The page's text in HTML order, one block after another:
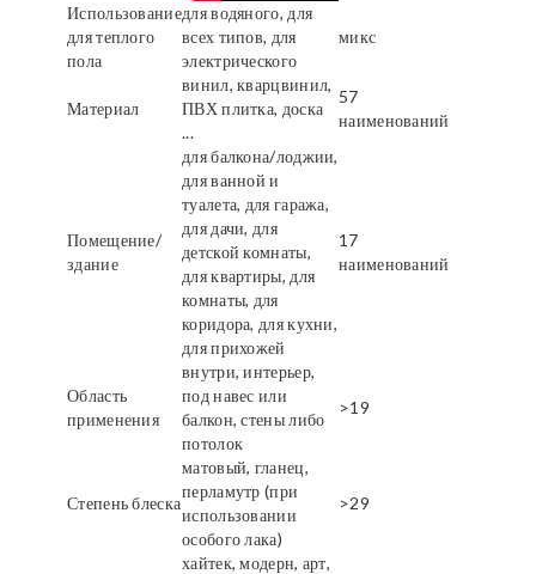
Использование
для теплого
пола
для водяного, для
всех типов, для
электрического
микс
Материал
винил, кварцвинил,
ПВХ плитка, доска
...
57
наименований
Помещение/
здание
для балкона/лоджии,
для ванной и
туалета, для гаража,
для дачи, для
детской комнаты,
для квартиры, для
комнаты, для
коридора, для кухни,
для прихожей
17
наименований
Область
применения
внутри, интерьер,
под навес или
балкон, стены либо
потолок
>19
Степень блеска
матовый, гланец,
перламутр (при
использовании
особого лака)
>29
хайтек, модерн, арт,